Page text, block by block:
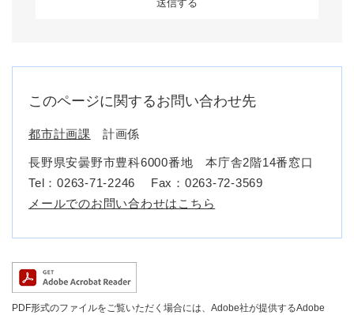
このページに関するお問い合わせ先
都市計画課 計画係
長野県安曇野市豊科6000番地 本庁舎2階14番窓口
Tel：0263-71-2246
Fax：0263-72-3569
メールでのお問い合わせはこちら
PDF形式のファイルをご覧いただく場合には、Adobe社が提供するAdobe